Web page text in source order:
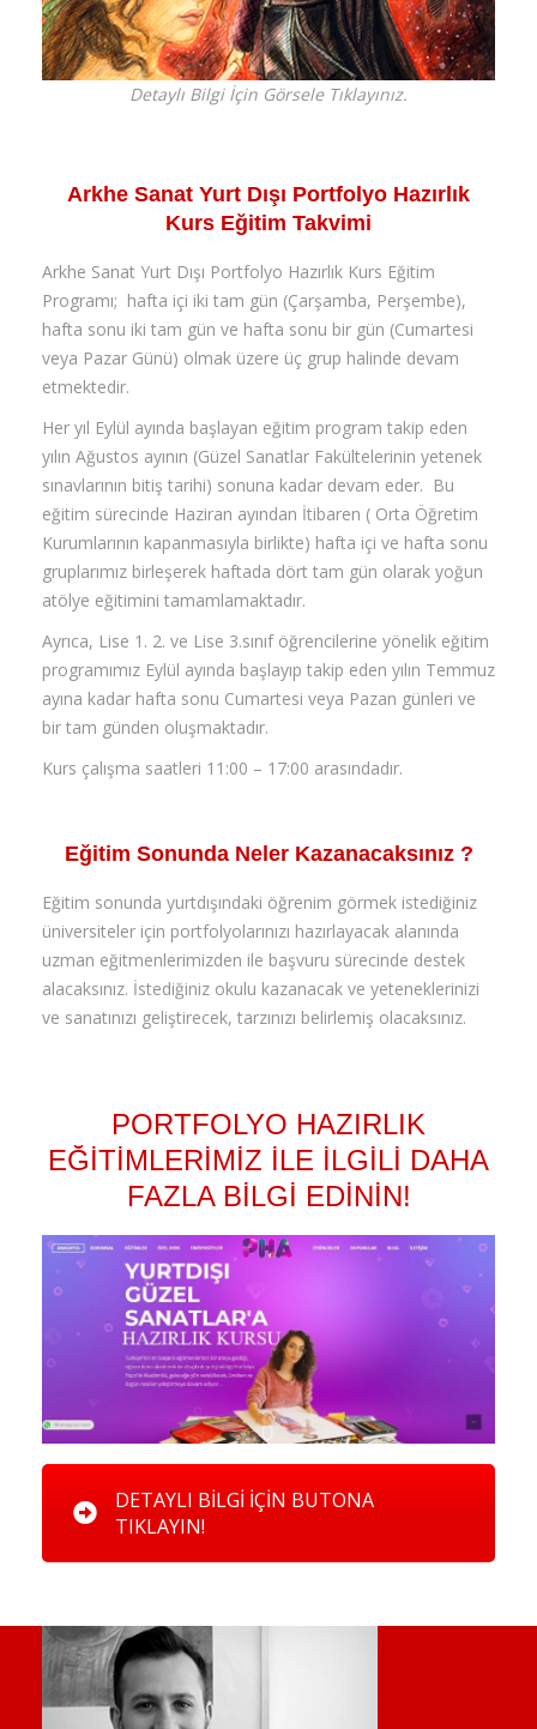
Detaylı Bilgi İçin Görsele Tıklayınız.
Arkhe Sanat Yurt Dışı Portfolyo Hazırlık
Kurs Eğitim Takvimi
Arkhe Sanat Yurt Dışı Portfolyo Hazırlık Kurs Eğitim
Programı; hafta içi iki tam gün (Çarşamba, Perşembe),
hafta sonu iki tam gün ve hafta sonu bir gün (Cumartesi
veya Pazar Günü) olmak üzere üç grup halinde devam
etmektedir.
Her yıl Eylül ayında başlayan eğitim program takip eden
yılın Ağustos ayının (Güzel Sanatlar Fakültelerinin yetenek
sınavlarının bitiş tarihi) sonuna kadar devam eder. Bu
eğitim sürecinde Haziran ayından İtibaren ( Orta Öğretim
Kurumlarının kapanmasıyla birlikte) hafta içi ve hafta sonu
gruplarımız birleşerek haftada dört tam gün olarak yoğun
atölye eğitimini tamamlamaktadır.
Ayrıca, Lise 1. 2. ve Lise 3.sınıf öğrencilerine yönelik eğitim
programımız Eylül ayında başlayıp takip eden yılın Temmuz
ayına kadar hafta sonu Cumartesi veya Pazan günleri ve
bir tam günden oluşmaktadır.
Kurs çalışma saatleri 11:00 – 17:00 arasındadır.
Eğitim Sonunda Neler Kazanacaksınız ?
Eğitim sonunda yurtdışındaki öğrenim görmek istediğiniz
üniversiteler için portfolyolarınızı hazırlayacak alanında
uzman eğitmenlerimizden ile başvuru sürecinde destek
alacaksınız. İstediğiniz okulu kazanacak ve yeteneklerinizi
ve sanatınızı geliştirecek, tarzınızı belirlemiş olacaksınız.
PORTFOLYO HAZIRLIK
EĞİTİMLERİMİZ İLE İLGİLİ DAHA
FAZLA BİLGİ EDİNİN!
DETAYLI BİLGİ İÇİN BUTONA
TIKLAYIN!